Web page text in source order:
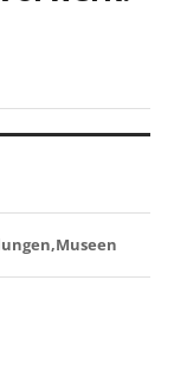
Museen